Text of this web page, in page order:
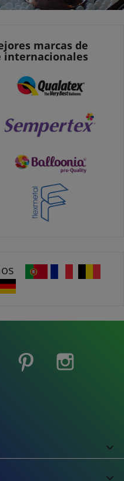
marcas de
internacionales
YouTube Pinterest

